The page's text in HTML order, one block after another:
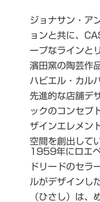
ジョナサン・ア
ョンと共に、
ープなラインと
濱田窯の陶芸作
ハビエル・カル
先進的な店舗デ
ックのコンセプ
ザインエレメン
空間を創出して
1959年にロエ
ドリードのセラ
ルがデザインし
（ひさし）は、